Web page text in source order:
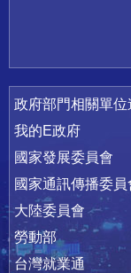
政府部門相關單位
我的E政府
國家發展委員會
國家通訊傳播委員
大陸委員會
勞動部
台灣就業通